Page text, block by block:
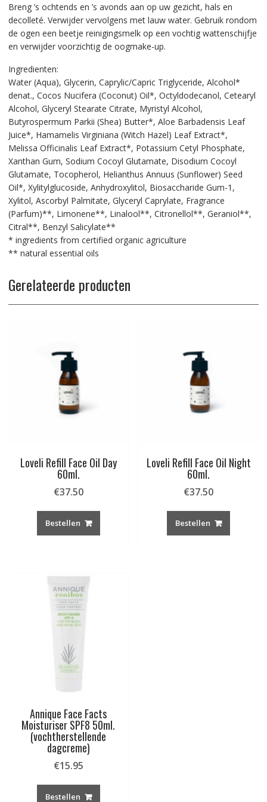
Breng ’s ochtends en ’s avonds aan op uw gezicht, hals en
decolleté. Verwijder vervolgens met lauw water. Gebruik rondom
de ogen een beetje reinigingsmelk op een vochtig wattenschijfje
en verwijder voorzichtig de oogmake-up.
Ingredienten:
Water (Aqua), Glycerin, Caprylic/Capric Triglyceride, Alcohol*
denat., Cocos Nucifera (Coconut) Oil*, Octyldodecanol, Cetearyl
Alcohol, Glyceryl Stearate Citrate, Myristyl Alcohol,
Butyrospermum Parkii (Shea) Butter*, Aloe Barbadensis Leaf
Juice*, Hamamelis Virginiana (Witch Hazel) Leaf Extract*,
Melissa Officinalis Leaf Extract*, Potassium Cetyl Phosphate,
Xanthan Gum, Sodium Cocoyl Glutamate, Disodium Cocoyl
Glutamate, Tocopherol, Helianthus Annuus (Sunflower) Seed
Oil*, Xylitylglucoside, Anhydroxylitol, Biosaccharide Gum-1,
Xylitol, Ascorbyl Palmitate, Glyceryl Caprylate, Fragrance
(Parfum)**, Limonene**, Linalool**, Citronellol**, Geraniol**,
Citral**, Benzyl Salicylate**
* ingredients from certified organic agriculture
** natural essential oils
Gerelateerde producten
Loveli Refill Face Oil Day
60ml.
€37.50
Bestellen
Loveli Refill Face Oil Night
60ml.
€37.50
Bestellen
Annique Face Facts
Moisturiser SPF8 50ml.
(vochtherstellende
dagcreme)
€15.95
Bestellen